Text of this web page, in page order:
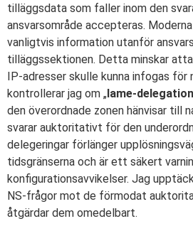
tilläggsdata som faller inom den
ansvarsområde accepteras.
vanligtvis information utanför
tilläggssektionen. Detta minskar
IP-adresser skulle kunna infogas för
kontrollerar jag om „lame-
den överordnade zonen hänvisar till
svarar auktoritativt för den
delegeringar förlänger
tidsgränserna och är ett säkert
konfigurationsavvikelser. Jag
NS-frågor mot de förmodat
åtgärdar dem omedelbart.